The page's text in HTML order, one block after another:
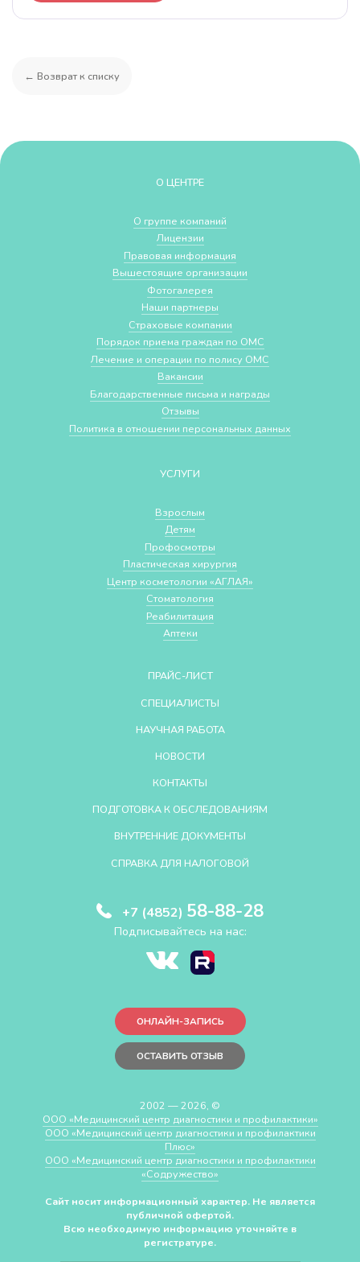
← Возврат к списку
О ЦЕНТРЕ
О группе компаний
Лицензии
Правовая информация
Вышестоящие организации
Фотогалерея
Наши партнеры
Страховые компании
Порядок приема граждан по ОМС
Лечение и операции по полису ОМС
Вакансии
Благодарственные письма и награды
Отзывы
Политика в отношении персональных данных
УСЛУГИ
Взрослым
Детям
Профосмотры
Пластическая хирургия
Центр косметологии «АГЛАЯ»
Стоматология
Реабилитация
Аптеки
ПРАЙС-ЛИСТ
СПЕЦИАЛИСТЫ
НАУЧНАЯ РАБОТА
НОВОСТИ
КОНТАКТЫ
ПОДГОТОВКА К ОБСЛЕДОВАНИЯМ
ВНУТРЕННИЕ ДОКУМЕНТЫ
СПРАВКА ДЛЯ НАЛОГОВОЙ
+7 (4852) 58-88-28
Подписывайтесь на нас:
ОНЛАЙН-ЗАПИСЬ
ОСТАВИТЬ ОТЗЫВ
2002 — 2026, ©
ООО «Медицинский центр диагностики и профилактики»
ООО «Медицинский центр диагностики и профилактики
Плюс»
ООО «Медицинский центр диагностики и профилактики
«Cодружество»
Сайт носит информационный характер. Не является
публичной офертой.
Всю необходимую информацию уточняйте в
регистратуре.